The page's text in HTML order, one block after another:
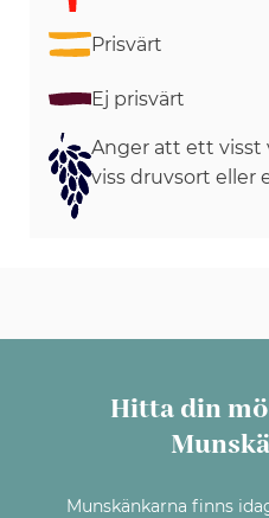
Prisvärt
Ej prisvärt
Anger att ett visst
viss druvsort eller
Hitta din
Munskänkarna finns